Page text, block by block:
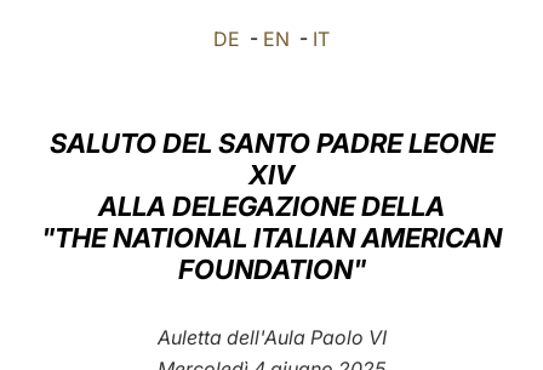
العربيّة
中文
LATINE
DE - EN - IT
SALUTO DEL SANTO PADRE LEONE
XIV
ALLA DELEGAZIONE DELLA
"THE NATIONAL ITALIAN AMERICAN
FOUNDATION"
Auletta dell'Aula Paolo VI